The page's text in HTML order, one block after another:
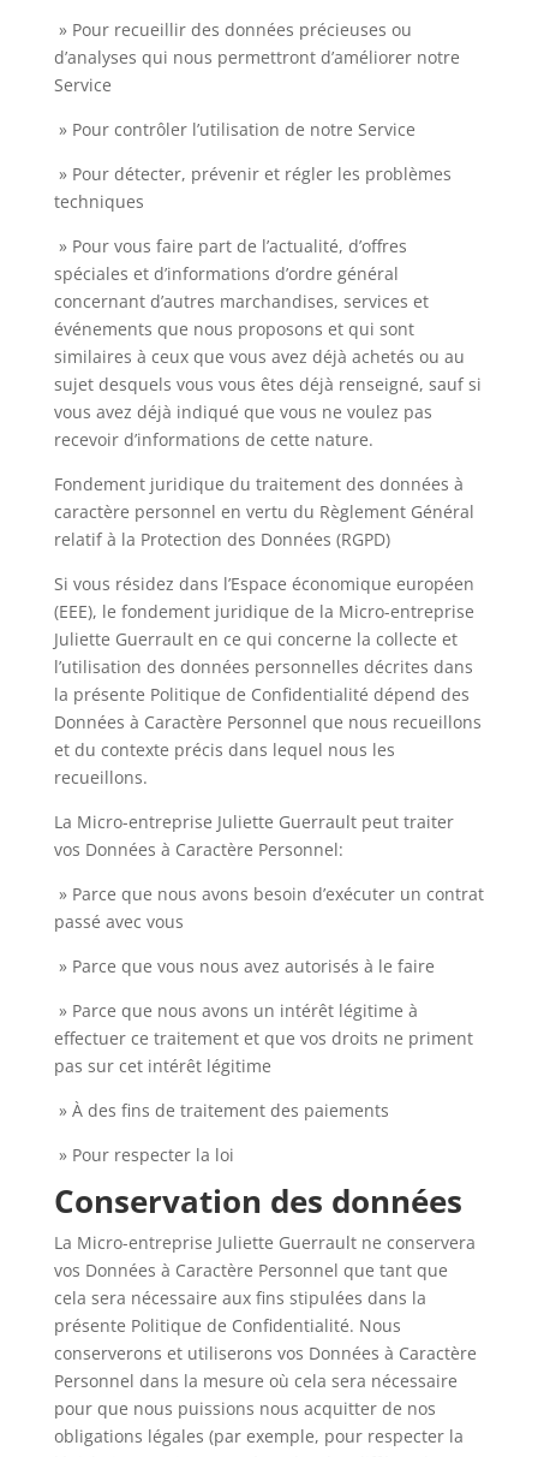
» Pour recueillir des données précieuses ou
d’analyses qui nous permettront d’améliorer notre
Service
» Pour contrôler l’utilisation de notre Service
» Pour détecter, prévenir et régler les problèmes
techniques
» Pour vous faire part de l’actualité, d’offres
spéciales et d’informations d’ordre général
concernant d’autres marchandises, services et
événements que nous proposons et qui sont
similaires à ceux que vous avez déjà achetés ou au
sujet desquels vous vous êtes déjà renseigné, sauf si
vous avez déjà indiqué que vous ne voulez pas
recevoir d’informations de cette nature.
Fondement juridique du traitement des données à
caractère personnel en vertu du Règlement Général
relatif à la Protection des Données (RGPD)
Si vous résidez dans l’Espace économique européen
(EEE), le fondement juridique de la Micro-entreprise
Juliette Guerrault en ce qui concerne la collecte et
l’utilisation des données personnelles décrites dans
la présente Politique de Confidentialité dépend des
Données à Caractère Personnel que nous recueillons
et du contexte précis dans lequel nous les
recueillons.
La Micro-entreprise Juliette Guerrault peut traiter
vos Données à Caractère Personnel:
» Parce que nous avons besoin d’exécuter un contrat
passé avec vous
» Parce que vous nous avez autorisés à le faire
» Parce que nous avons un intérêt légitime à
effectuer ce traitement et que vos droits ne priment
pas sur cet intérêt légitime
» À des fins de traitement des paiements
» Pour respecter la loi
Conservation des données
La Micro-entreprise Juliette Guerrault ne conservera
vos Données à Caractère Personnel que tant que
cela sera nécessaire aux fins stipulées dans la
présente Politique de Confidentialité. Nous
conserverons et utiliserons vos Données à Caractère
Personnel dans la mesure où cela sera nécessaire
pour que nous puissions nous acquitter de nos
obligations légales (par exemple, pour respecter la